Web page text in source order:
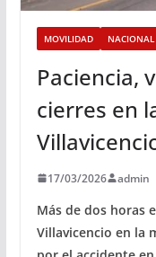
MOVILIDAD NACIONAL
Paciencia,
cierres en
17/03/2026 admin
Más de dos horas
Villavicencio en la